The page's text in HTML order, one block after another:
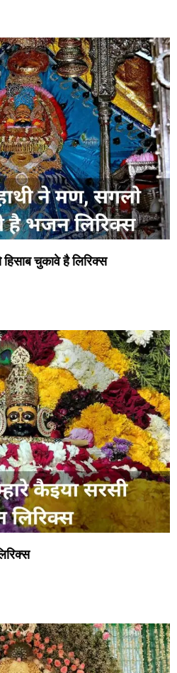
चुकावे है लिरिक्स